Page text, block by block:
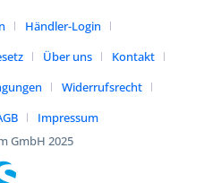
Händler-Login
Über uns
Kontakt
Widerrufsrecht
Impressum
GmbH 2025